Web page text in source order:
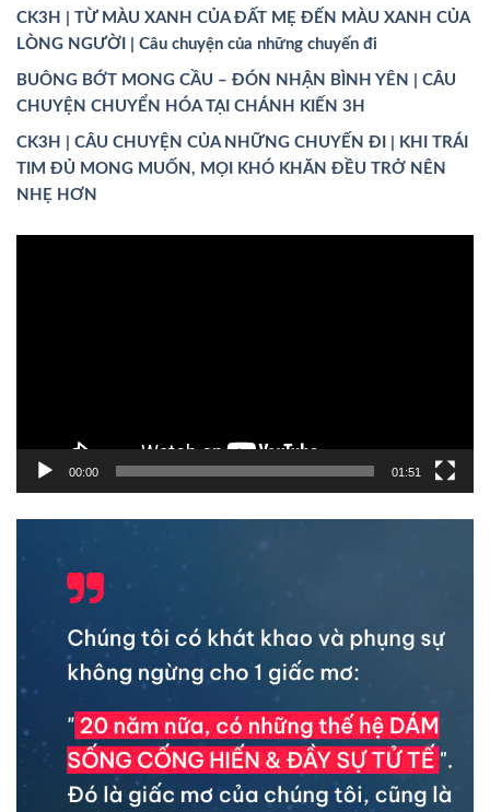
CK3H | TỪ MÀU XANH CỦA ĐẤT MẸ ĐẾN MÀU XANH CỦA
LÒNG NGƯỜI | Câu chuyện của những chuyến đi
BUÔNG BỚT MONG CẦU – ĐÓN NHẬN BÌNH YÊN | CÂU
CHUYỆN CHUYỂN HÓA TẠI CHÁNH KIẾN 3H
CK3H | CÂU CHUYỆN CỦA NHỮNG CHUYẾN ĐI | KHI TRÁI
TIM ĐỦ MONG MUỐN, MỌI KHÓ KHĂN ĐỀU TRỞ NÊN
NHẸ HƠN
00:00 01:51